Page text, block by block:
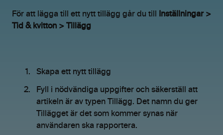
För att lägga till ett nytt tillägg går du till
Inställningar >
Tid & kvitton > Tillägg
Skapa ett nytt tillägg
Fyll i nödvändiga uppgifter och säkerställ att
artikeln är av typen Tillägg. Det namn du ger
Tillägget är det som kommer synas när
användaren ska rapportera.